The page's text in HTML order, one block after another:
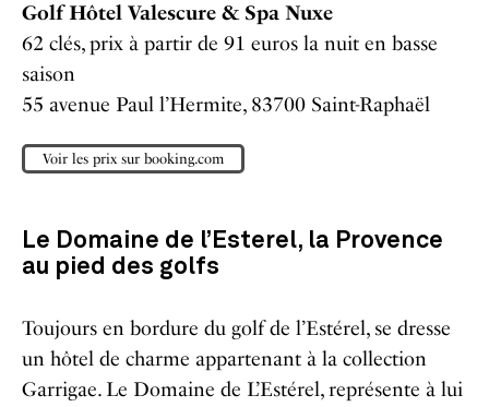
Golf Hôtel Valescure & Spa Nuxe
62 clés, prix à partir de 91 euros la nuit en basse
saison
55 avenue Paul l’Hermite, 83700 Saint-Raphaël
Voir les prix sur booking.com
Le Domaine de l’Esterel, la Provence
au pied des golfs
Toujours en bordure du golf de l’Estérel, se dresse
un hôtel de charme appartenant à la collection
Garrigae. Le Domaine de L’Estérel, représente à lui